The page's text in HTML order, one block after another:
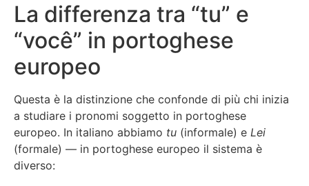
La differenza tra “tu” e
“você” in portoghese
europeo
Questa è la distinzione che confonde di più chi inizia
a studiare i pronomi soggetto in portoghese
europeo. In italiano abbiamo tu (informale) e Lei
(formale) — in portoghese europeo il sistema è
diverso: